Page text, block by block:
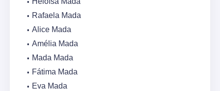
Rafaela Mada
Alice Mada
Amélia Mada
Mada Mada
Fátima Mada
Eva Mada